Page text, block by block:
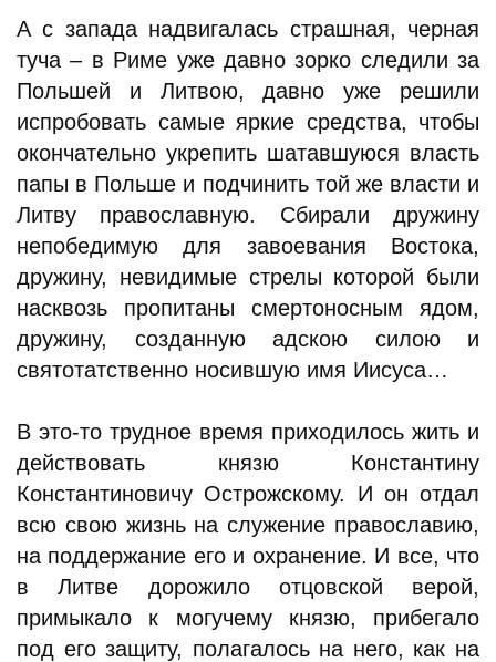
А с запада надвигалась страшная, черная
туча – в Риме уже давно зорко следили за
Польшей и Литвою, давно уже решили
испробовать самые яркие средства, чтобы
окончательно укрепить шатавшуюся власть
папы в Польше и подчинить той же власти и
Литву православную. Сбирали дружину
непобедимую для завоевания Востока,
дружину, невидимые стрелы которой были
насквозь пропитаны смертоносным ядом,
дружину, созданную адскою силою и
святотатственно носившую имя Иисуса…
В это-то трудное время приходилось жить и
действовать князю Константину
Константиновичу Острожскому. И он отдал
всю свою жизнь на служение православию,
на поддержание его и охранение. И все, что
в Литве дорожило отцовской верой,
примыкало к могучему князю, прибегало
под его защиту, полагалось на него, как на